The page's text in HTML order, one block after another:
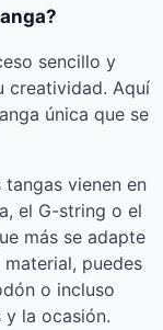
sencillo y
creatividad. Aquí
única que se
tangas vienen en
el G-string o el
más se adapte
puedes
o incluso
la ocasión.